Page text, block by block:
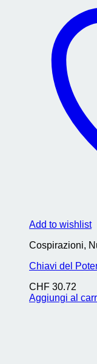
Add to wishlist
Cospirazioni,
Chiavi del
CHF 30.72
Aggiungi al